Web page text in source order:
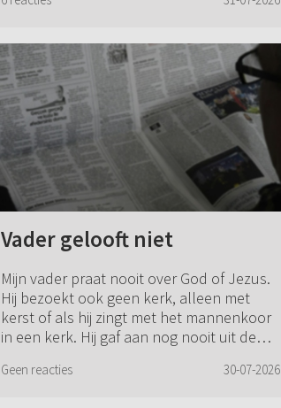
Vader gelooft niet
Mijn vader praat nooit over God of Jezus.
Hij bezoekt ook geen kerk, alleen met
kerst of als hij zingt met het mannenkoor
in een kerk. Hij gaf aan nog nooit uit de
Geen reacties 30-07-2026